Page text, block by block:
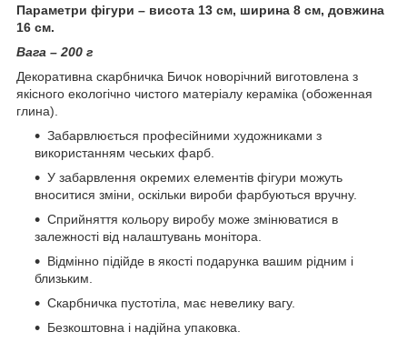
Параметри фігури – висота 13 см, ширина 8 см, довжина
16 см.
Вага – 200 г
Декоративна скарбничка Бичок новорічний виготовлена з
якісного екологічно чистого матеріалу кераміка (обоженная
глина).
Забарвлюється професійними художниками з
використанням чеських фарб.
У забарвлення окремих елементів фігури можуть
вноситися зміни, оскільки вироби фарбуються вручну.
Сприйняття кольору виробу може змінюватися в
залежності від налаштувань монітора.
Відмінно підійде в якості подарунка вашим рідним і
близьким.
Скарбничка пустотіла, має невелику вагу.
Безкоштовна і надійна упаковка.